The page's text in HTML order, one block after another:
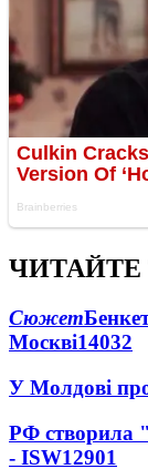
Сюжет
Москві14032
У Молдові
РФ створила
- ISW12901